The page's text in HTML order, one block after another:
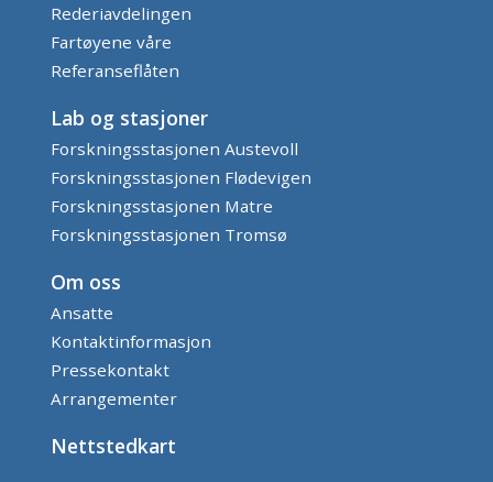
Rederiavdelingen
Fartøyene våre
Referanseflåten
Lab og stasjoner
Forskningsstasjonen Austevoll
Forskningsstasjonen Flødevigen
Forskningsstasjonen Matre
Forskningsstasjonen Tromsø
Om oss
Ansatte
Kontaktinformasjon
Pressekontakt
Arrangementer
Nettstedkart